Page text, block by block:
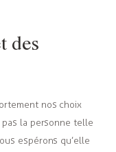
des
nos choix
la personne telle
espérons qu’elle